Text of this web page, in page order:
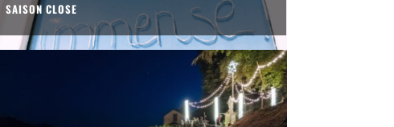
SAISON CLOSE